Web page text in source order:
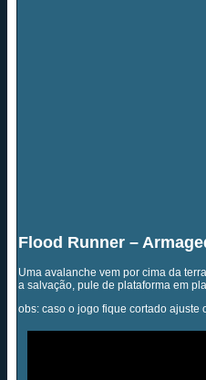
Flood Runner –
Uma avalanche vem por cima da
a salvação, pule de plataforma em
obs: caso o jogo fique cortado ajuste